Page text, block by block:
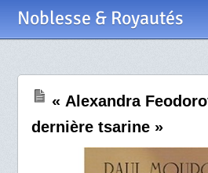
Noblesse & Royautés
« Alexandra
dernière tsarine »